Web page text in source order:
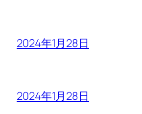
2024年1月28日
2024年1月28日